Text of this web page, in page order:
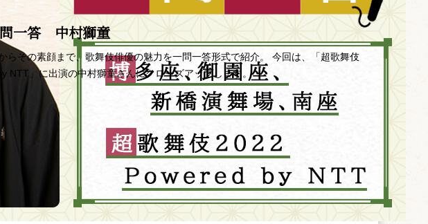
一答 中村獅童
らその素顔まで、歌舞伎俳優の魅力を一問一答形式で紹介。 今回は、「超歌舞伎
NTT」に出演の中村獅童さんにクローズアップします。